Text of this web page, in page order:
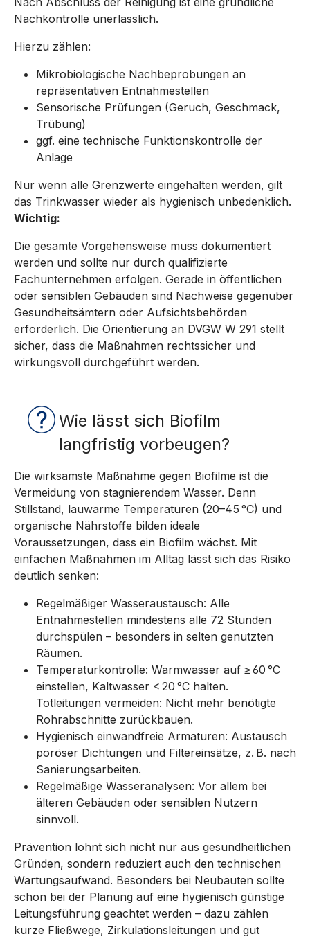
Nachkontrolle unerlässlich.
Hierzu zählen:
Mikrobiologische Nachbeprobungen an
repräsentativen Entnahmestellen
Sensorische Prüfungen (Geruch, Geschmack,
Trübung)
ggf. eine technische Funktionskontrolle der
Anlage
Nur wenn alle Grenzwerte eingehalten werden, gilt
das Trinkwasser wieder als hygienisch unbedenklich.
Wichtig:
Die gesamte Vorgehensweise muss dokumentiert
werden und sollte nur durch qualifizierte
Fachunternehmen erfolgen. Gerade in öffentlichen
oder sensiblen Gebäuden sind Nachweise gegenüber
Gesundheitsämtern oder Aufsichtsbehörden
erforderlich. Die Orientierung an DVGW W 291 stellt
sicher, dass die Maßnahmen rechtssicher und
wirkungsvoll durchgeführt werden.
Wie lässt sich Biofilm
langfristig vorbeugen?
Die wirksamste Maßnahme gegen Biofilme ist die
Vermeidung von stagnierendem Wasser. Denn
Stillstand, lauwarme Temperaturen (20–45 °C) und
organische Nährstoffe bilden ideale
Voraussetzungen, dass ein Biofilm wächst. Mit
einfachen Maßnahmen im Alltag lässt sich das Risiko
deutlich senken:
Regelmäßiger Wasseraustausch: Alle
Entnahmestellen mindestens alle 72 Stunden
durchspülen – besonders in selten genutzten
Räumen.
Temperaturkontrolle: Warmwasser auf ≥ 60 °C
einstellen, Kaltwasser < 20 °C halten.
Totleitungen vermeiden: Nicht mehr benötigte
Rohrabschnitte zurückbauen.
Hygienisch einwandfreie Armaturen: Austausch
poröser Dichtungen und Filtereinsätze, z. B. nach
Sanierungsarbeiten.
Regelmäßige Wasseranalysen: Vor allem bei
älteren Gebäuden oder sensiblen Nutzern
sinnvoll.
Prävention lohnt sich nicht nur aus gesundheitlichen
Gründen, sondern reduziert auch den technischen
Wartungsaufwand. Besonders bei Neubauten sollte
schon bei der Planung auf eine hygienisch günstige
Leitungsführung geachtet werden – dazu zählen
kurze Fließwege, Zirkulationsleitungen und gut